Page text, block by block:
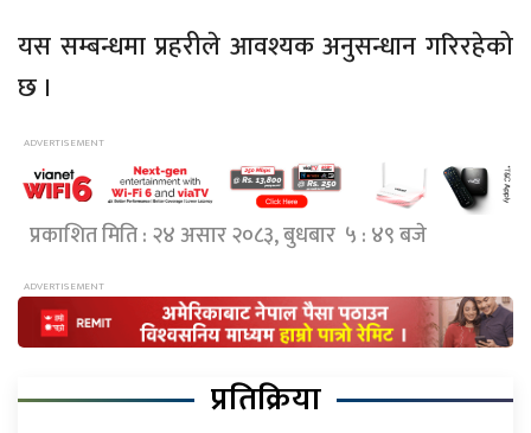
यस सम्बन्धमा प्रहरीले आवश्यक अनुसन्धान गरिरहेको
छ ।
प्रकाशित मिति : २४ असार २०८३, बुधबार ५ : ४९ बजे
प्रतिक्रिया